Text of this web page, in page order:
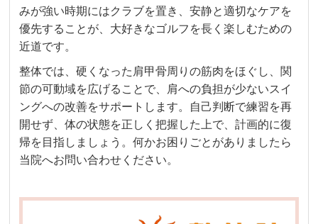
みが強い時期にはクラブを置き、安静と適切なケアを
優先することが、大好きなゴルフを長く楽しむための
近道です。
整体では、硬くなった肩甲骨周りの筋肉をほぐし、関
節の可動域を広げることで、肩への負担が少ないスイ
ングへの改善をサポートします。自己判断で練習を再
開せず、体の状態を正しく把握した上で、計画的に復
帰を目指しましょう。何かお困りごとがありましたら
当院へお問い合わせください。